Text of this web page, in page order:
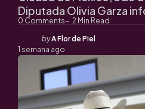
0 Comments 2 Min Read
Diputada Olivia Garza
Posted
by
byA Flor de Piel
1 semana ago